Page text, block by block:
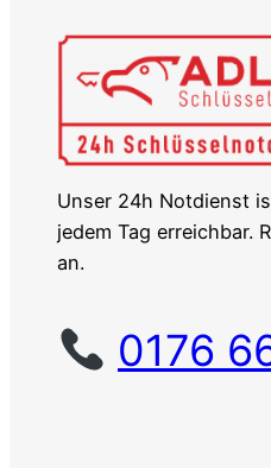
Unser 24h Notdienst
jedem Tag erreichbar.
an.
0176